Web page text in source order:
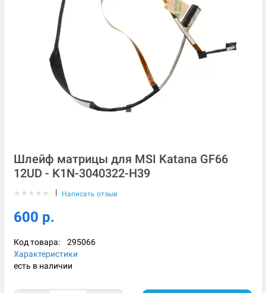
Шлейф матрицы для MSI Katana GF66
12UD - K1N-3040322-H39
★ ★ ★ ★ ★ | Написать отзыв
600 р.
Код товара: 295066
Характеристики
есть в наличии